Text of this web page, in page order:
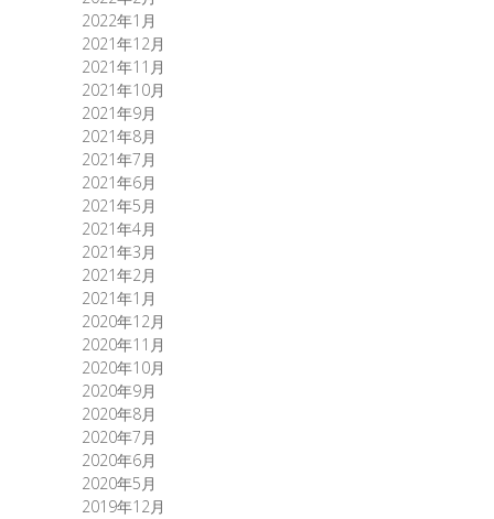
2022年1月
2021年12月
2021年11月
2021年10月
2021年9月
2021年8月
2021年7月
2021年6月
2021年5月
2021年4月
2021年3月
2021年2月
2021年1月
2020年12月
2020年11月
2020年10月
2020年9月
2020年8月
2020年7月
2020年6月
2020年5月
2019年12月